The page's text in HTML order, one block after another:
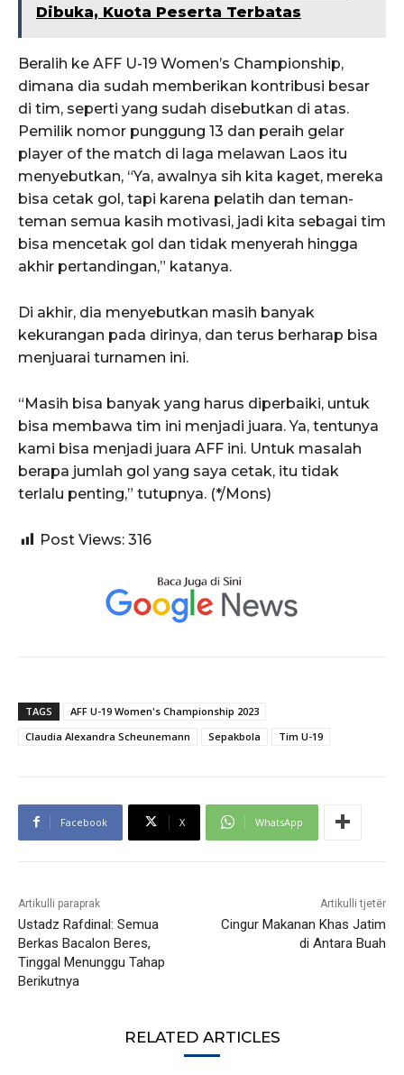
Dibuka, Kuota Peserta Terbatas
Beralih ke AFF U-19 Women’s Championship,
dimana dia sudah memberikan kontribusi besar
di tim, seperti yang sudah disebutkan di atas.
Pemilik nomor punggung 13 dan peraih gelar
player of the match di laga melawan Laos itu
menyebutkan, “Ya, awalnya sih kita kaget, mereka
bisa cetak gol, tapi karena pelatih dan teman-
teman semua kasih motivasi, jadi kita sebagai tim
bisa mencetak gol dan tidak menyerah hingga
akhir pertandingan,” katanya.
Di akhir, dia menyebutkan masih banyak
kekurangan pada dirinya, dan terus berharap bisa
menjuarai turnamen ini.
“Masih bisa banyak yang harus diperbaiki, untuk
bisa membawa tim ini menjadi juara. Ya, tentunya
kami bisa menjadi juara AFF ini. Untuk masalah
berapa jumlah gol yang saya cetak, itu tidak
terlalu penting,” tutupnya. (*/Mons)
Post Views: 316
TAGS
AFF U-19 Women's Championship 2023
Claudia Alexandra Scheunemann
Sepakbola Tim U-19
Facebook X WhatsApp
Artikulli paraprak
Ustadz Rafdinal: Semua
Berkas Bacalon Beres,
Tinggal Menunggu Tahap
Berikutnya
Artikulli tjetër
Cingur Makanan Khas Jatim
di Antara Buah
RELATED ARTICLES